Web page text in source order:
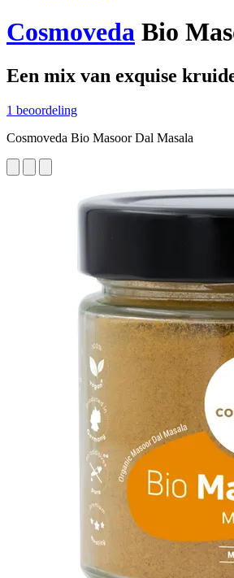
Cosmoveda Bio
Een mix van exquise
1 beoordeling
Cosmoveda Bio Masoor Dal Masala